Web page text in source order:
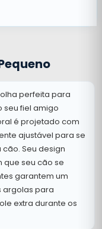
perfeita para
fiel amigo
é projetado com
ajustável para se
Seu design
que seu cão se
garantem um
argolas para
extra durante os